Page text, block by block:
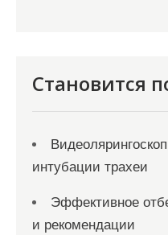
м
Становится
интубации трахеи
Эффективное
и рекомендации